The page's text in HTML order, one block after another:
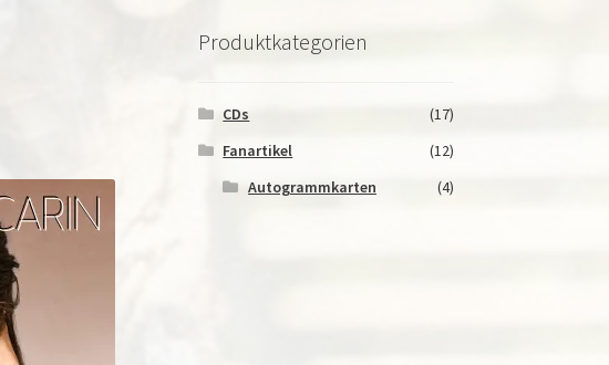
Produktkategorien
CDs
(17)
Fanartikel
(12)
Autogrammkarten
(4)